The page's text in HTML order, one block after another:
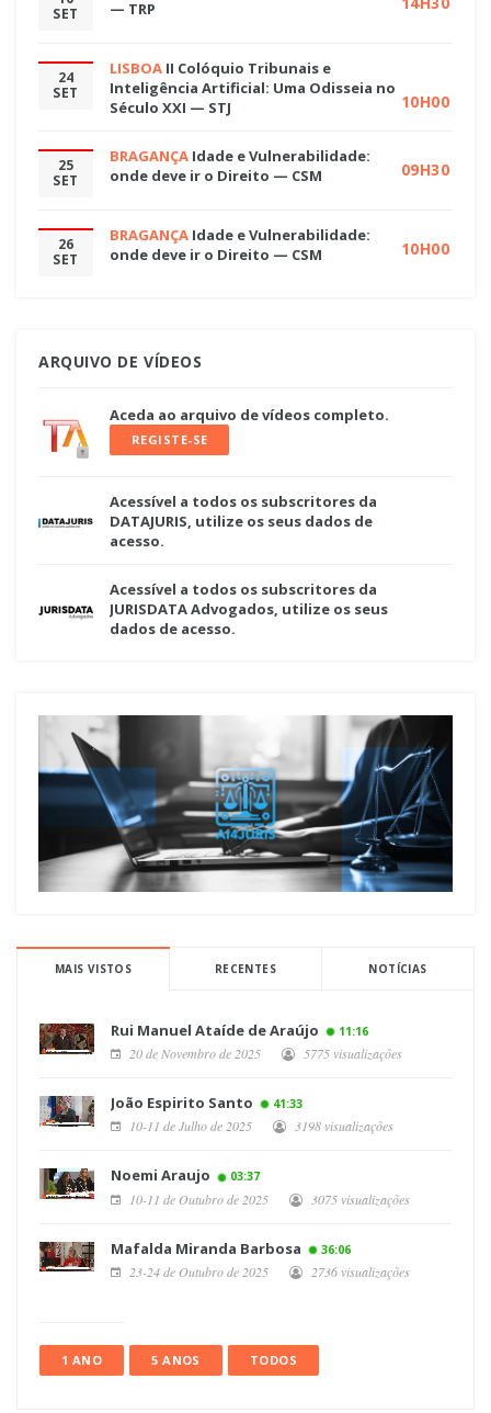
SET
— TRP
24
SET
LISBOA II Colóquio Tribunais e
Inteligência Artificial: Uma Odisseia no
Século XXI — STJ
10H00
25
SET
BRAGANÇA Idade e Vulnerabilidade:
onde deve ir o Direito — CSM
09H30
26
SET
BRAGANÇA Idade e Vulnerabilidade:
onde deve ir o Direito — CSM
10H00
ARQUIVO DE VÍDEOS
Aceda ao arquivo de vídeos completo.
REGISTE-SE
Acessível a todos os subscritores da
DATAJURIS, utilize os seus dados de
acesso.
Acessível a todos os subscritores da
JURISDATA Advogados, utilize os seus
dados de acesso.
MAIS VISTOS RECENTES NOTÍCIAS
Rui Manuel Ataíde de Araújo 11:16
20 de Novembro de 2025 5775 visualizações
João Espirito Santo 41:33
10-11 de Julho de 2025 3198 visualizações
Noemi Araujo 03:37
10-11 de Outubro de 2025 3075 visualizações
Mafalda Miranda Barbosa 36:06
23-24 de Outubro de 2025 2736 visualizações
1 ANO 5 ANOS TODOS